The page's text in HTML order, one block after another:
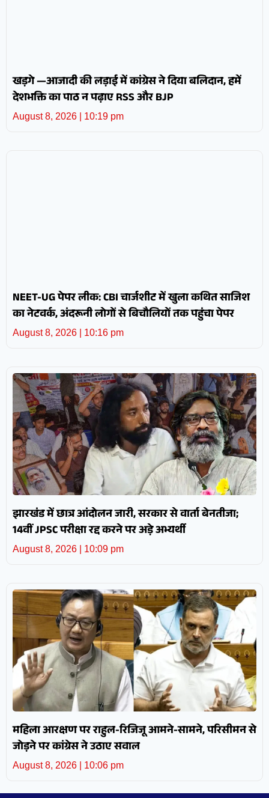
खड़गे —आजादी की लड़ाई में कांग्रेस ने दिया बलिदान, हमें
देशभक्ति का पाठ न पढ़ाए RSS और BJP
August 8, 2026 10:19 pm
NEET-UG पेपर लीक: CBI चार्जशीट में खुला कथित साजिश
का नेटवर्क, अंदरूनी लोगों से बिचौलियों तक पहुंचा पेपर
August 8, 2026 10:16 pm
झारखंड में छात्र आंदोलन जारी, सरकार से वार्ता बेनतीजा;
14वीं JPSC परीक्षा रद्द करने पर अड़े अभ्यर्थी
August 8, 2026 10:09 pm
महिला आरक्षण पर राहुल-रिजिजू आमने-सामने, परिसीमन से
जोड़ने पर कांग्रेस ने उठाए सवाल
August 8, 2026 10:06 pm